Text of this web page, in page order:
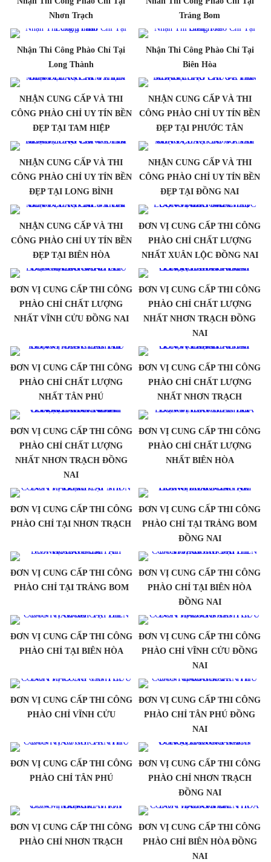
Nhơn Trạch
Trảng Bom
Nhận Thi Công Phào Chỉ Tại
Long Thành
Nhận Thi Công Phào Chỉ Tại
Biên Hòa
NHẬN CUNG CẤP VÀ THI
CÔNG PHÀO CHỈ UY TÍN BỀN
ĐẸP TẠI TAM HIỆP
NHẬN CUNG CẤP VÀ THI
CÔNG PHÀO CHỈ UY TÍN BỀN
ĐẸP TẠI PHƯỚC TÂN
NHẬN CUNG CẤP VÀ THI
CÔNG PHÀO CHỈ UY TÍN BỀN
ĐẸP TẠI LONG BÌNH
NHẬN CUNG CẤP VÀ THI
CÔNG PHÀO CHỈ UY TÍN BỀN
ĐẸP TẠI ĐỒNG NAI
NHẬN CUNG CẤP VÀ THI
CÔNG PHÀO CHỈ UY TÍN BỀN
ĐẸP TẠI BIÊN HÒA
ĐƠN VỊ CUNG CẤP THI CÔNG
PHÀO CHỈ CHẤT LƯỢNG
NHẤT XUÂN LỘC ĐỒNG NAI
ĐƠN VỊ CUNG CẤP THI CÔNG
PHÀO CHỈ CHẤT LƯỢNG
NHẤT VĨNH CỬU ĐỒNG NAI
ĐƠN VỊ CUNG CẤP THI CÔNG
PHÀO CHỈ CHẤT LƯỢNG
NHẤT NHƠN TRẠCH ĐỒNG
NAI
ĐƠN VỊ CUNG CẤP THI CÔNG
PHÀO CHỈ CHẤT LƯỢNG
NHẤT TÂN PHÚ
ĐƠN VỊ CUNG CẤP THI CÔNG
PHÀO CHỈ CHẤT LƯỢNG
NHẤT NHƠN TRẠCH
ĐƠN VỊ CUNG CẤP THI CÔNG
PHÀO CHỈ CHẤT LƯỢNG
NHẤT NHƠN TRẠCH ĐỒNG
NAI
ĐƠN VỊ CUNG CẤP THI CÔNG
PHÀO CHỈ CHẤT LƯỢNG
NHẤT BIÊN HÒA
ĐƠN VỊ CUNG CẤP THI CÔNG
PHÀO CHỈ TẠI NHƠN TRẠCH
ĐƠN VỊ CUNG CẤP THI CÔNG
PHÀO CHỈ TẠI TRẢNG BOM
ĐỒNG NAI
ĐƠN VỊ CUNG CẤP THI CÔNG
PHÀO CHỈ TẠI TRẢNG BOM
ĐƠN VỊ CUNG CẤP THI CÔNG
PHÀO CHỈ TẠI BIÊN HÒA
ĐỒNG NAI
ĐƠN VỊ CUNG CẤP THI CÔNG
PHÀO CHỈ TẠI BIÊN HÒA
ĐƠN VỊ CUNG CẤP THI CÔNG
PHÀO CHỈ VĨNH CỬU ĐỒNG
NAI
ĐƠN VỊ CUNG CẤP THI CÔNG
PHÀO CHỈ VĨNH CỬU
ĐƠN VỊ CUNG CẤP THI CÔNG
PHÀO CHỈ TÂN PHÚ ĐỒNG
NAI
ĐƠN VỊ CUNG CẤP THI CÔNG
PHÀO CHỈ TÂN PHÚ
ĐƠN VỊ CUNG CẤP THI CÔNG
PHÀO CHỈ NHƠN TRẠCH
ĐỒNG NAI
ĐƠN VỊ CUNG CẤP THI CÔNG
PHÀO CHỈ NHƠN TRẠCH
ĐƠN VỊ CUNG CẤP THI CÔNG
PHÀO CHỈ BIÊN HÒA ĐỒNG
NAI